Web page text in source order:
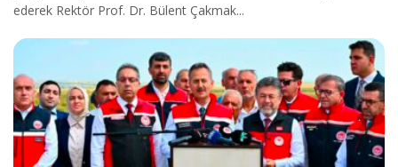
ederek Rektör Prof. Dr. Bülent Çakmak...